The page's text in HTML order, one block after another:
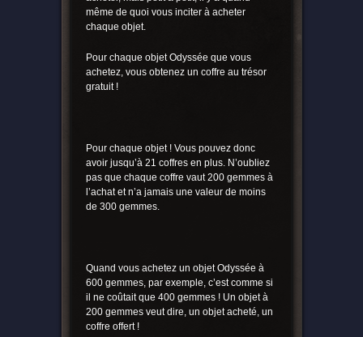
même de quoi vous inciter à acheter
chaque objet.
Pour chaque objet Odyssée que vous
achetez, vous obtenez un coffre au trésor
gratuit !
Pour chaque objet ! Vous pouvez donc
avoir jusqu’à 21 coffres en plus. N’oubliez
pas que chaque coffre vaut 200 gemmes à
l’achat et n’a jamais une valeur de moins
de 300 gemmes.
Quand vous achetez un objet Odyssée à
600 gemmes, par exemple, c’est comme si
il ne coûtait que 400 gemmes ! Un objet à
200 gemmes veut dire, un objet acheté, un
coffre offert !